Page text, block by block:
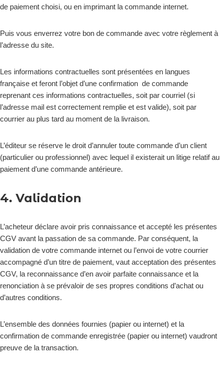
de paiement choisi, ou en imprimant la commande internet.
Puis vous enverrez votre bon de commande avec votre règlement à
l’adresse du site.
Les informations contractuelles sont présentées en langues
française et feront l’objet d’une confirmation de commande
reprenant ces informations contractuelles, soit par courriel (si
l’adresse mail est correctement remplie et est valide), soit par
courrier au plus tard au moment de la livraison.
L’éditeur se réserve le droit d’annuler toute commande d’un client
(particulier ou professionnel) avec lequel il existerait un litige relatif au
paiement d’une commande antérieure.
4. Validation
L’acheteur déclare avoir pris connaissance et accepté les présentes
CGV avant la passation de sa commande. Par conséquent, la
validation de votre commande internet ou l’envoi de votre courrier
accompagné d’un titre de paiement, vaut acceptation des présentes
CGV, la reconnaissance d’en avoir parfaite connaissance et la
renonciation à se prévaloir de ses propres conditions d’achat ou
d’autres conditions.
L’ensemble des données fournies (papier ou internet) et la
confirmation de commande enregistrée (papier ou internet) vaudront
preuve de la transaction.